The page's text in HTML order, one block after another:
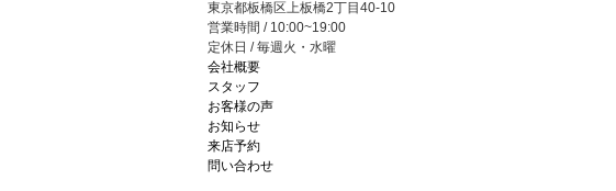
東京都板橋区上板橋2丁目40-10
営業時間 / 10:00~19:00
定休日 / 毎週火・水曜
会社概要
スタッフ
お客様の声
お知らせ
来店予約
問い合わせ